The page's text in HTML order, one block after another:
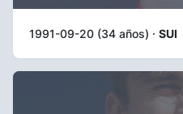
1991-09-20 (34 años) · SUI